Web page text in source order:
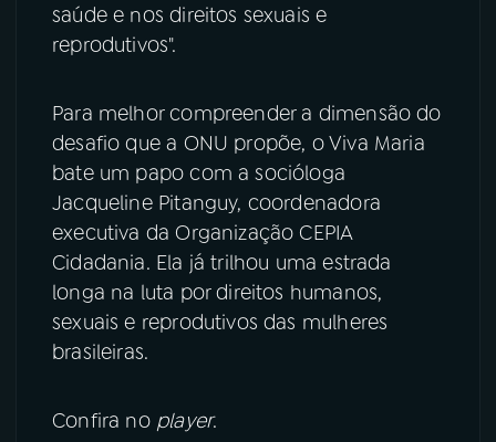
Instagram
saúde e nos direitos sexuais e
reprodutivos".
Para melhor compreender a dimensão do
desafio que a ONU propõe, o Viva Maria
bate um papo com a socióloga
Jacqueline Pitanguy, coordenadora
executiva da Organização CEPIA
Cidadania. Ela já trilhou uma estrada
longa na luta por direitos humanos,
sexuais e reprodutivos das mulheres
brasileiras.
Confira no player.